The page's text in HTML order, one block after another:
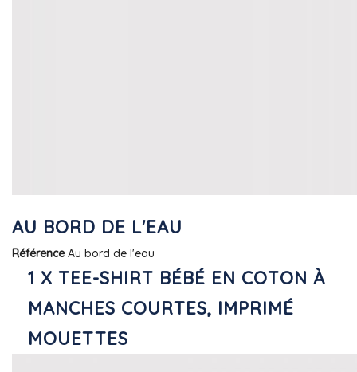
AU BORD DE L'EAU
Référence Au bord de l'eau
1 X TEE-SHIRT BÉBÉ EN COTON À
MANCHES COURTES, IMPRIMÉ
MOUETTES